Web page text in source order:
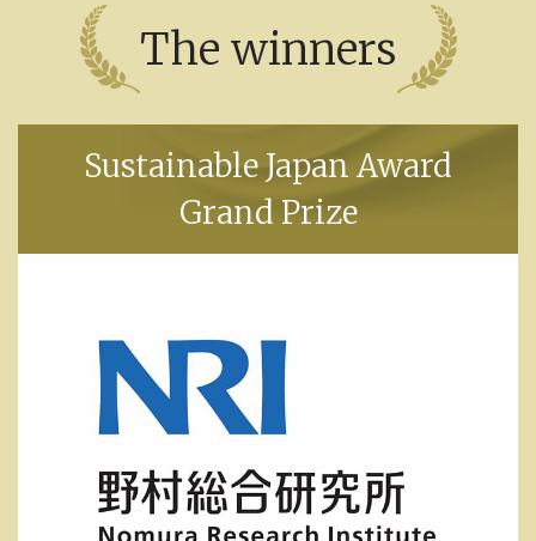
The winners
Sustainable Japan Award
Grand Prize